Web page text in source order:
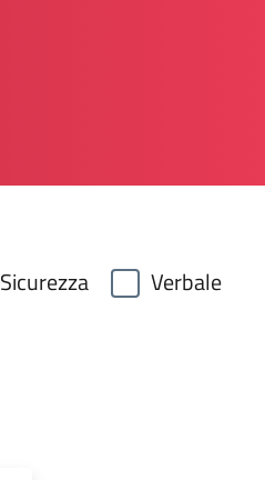
Sicurezza Verbale